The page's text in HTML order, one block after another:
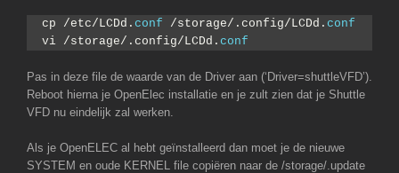
cp /etc/LCDd. conf /storage/.config/LCDd. conf
vi /storage/.config/LCDd. conf
Pas in deze file de waarde van de Driver aan (‘Driver=shuttleVFD’).
Reboot hierna je OpenElec installatie en je zult zien dat je Shuttle
VFD nu eindelijk zal werken.
Als je OpenELEC al hebt geïnstalleerd dan moet je de nieuwe
SYSTEM en oude KERNEL file copiëren naar de /storage/.update